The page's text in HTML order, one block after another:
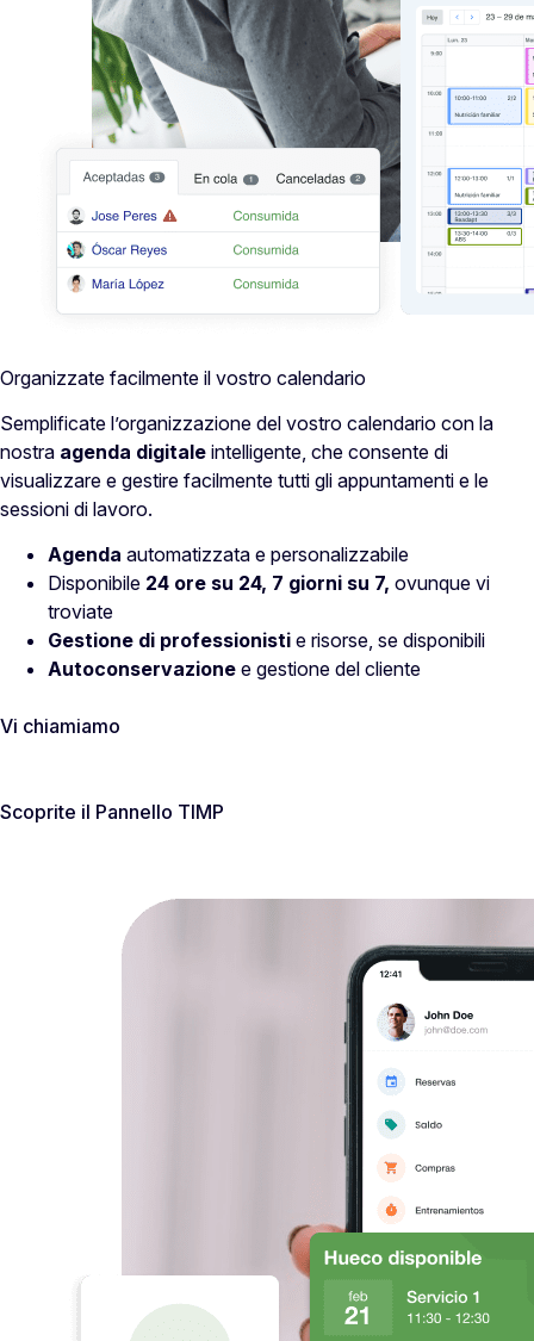
Organizzate facilmente il vostro calendario
Semplificate l’organizzazione del vostro calendario con la
nostra agenda digitale intelligente, che consente di
visualizzare e gestire facilmente tutti gli appuntamenti e le
sessioni di lavoro.
Agenda automatizzata e personalizzabile
Disponibile 24 ore su 24, 7 giorni su 7, ovunque vi
troviate
Gestione di professionisti e risorse, se disponibili
Autoconservazione e gestione del cliente
Vi chiamiamo
Scoprite il Pannello TIMP